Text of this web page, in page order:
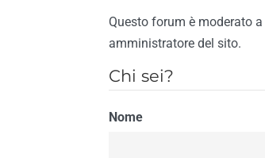
religione
È vietato
È vietato
Questo forum è moderato
amministratore del sito.
Chi sei?
Nome